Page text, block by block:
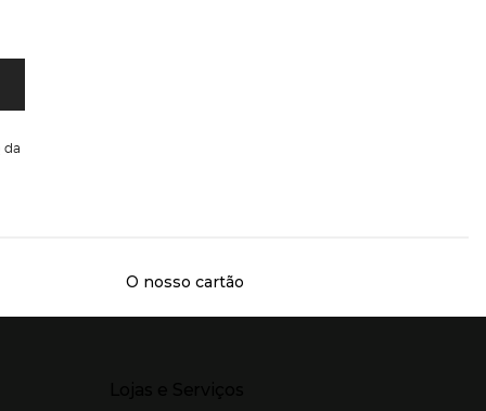
da
O nosso cartão